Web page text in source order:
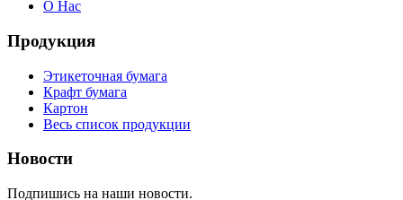
О Нас
Продукция
Этикеточная бумага
Крафт бумага
Картон
Весь список продукции
Новости
Подпишись на наши новости.